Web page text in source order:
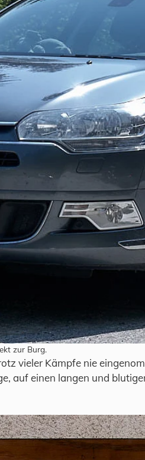
zur Burg.
vieler Kämpfe nie
auf einen langen und